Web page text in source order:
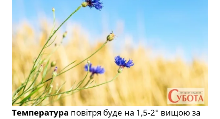
Температура повітря буде на 1,5-2° вищою за